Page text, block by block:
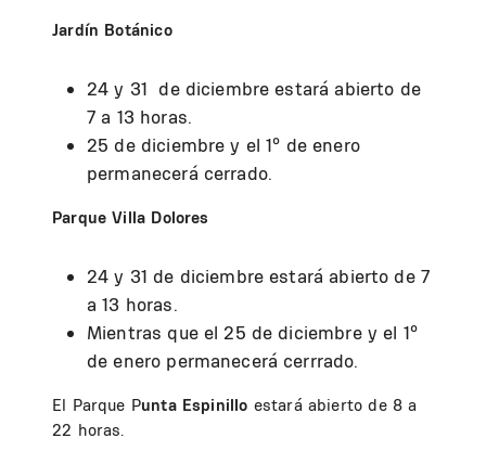
Jardín Botánico
24 y 31 de diciembre estará abierto de
7 a 13 horas.
25 de diciembre y el 1º de enero
permanecerá cerrado.
Parque Villa Dolores
24 y 31 de diciembre estará abierto de 7
a 13 horas.
Mientras que el 25 de diciembre y el 1º
de enero permanecerá cerrrado.
El Parque Punta Espinillo estará abierto de 8 a
22 horas.